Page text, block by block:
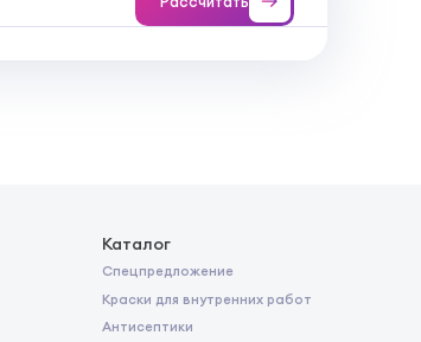
Каталог
Спецпредложение
Краски для внутренних работ
Антисептики